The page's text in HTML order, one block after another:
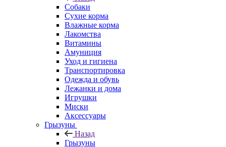
Собаки
Сухие корма
Влажные корма
Лакомства
Витамины
Амуниция
Уход и гигиена
Транспортировка
Одежда и обувь
Лежанки и дома
Игрушки
Миски
Аксессуары
Грызуны
Назад
Грызуны